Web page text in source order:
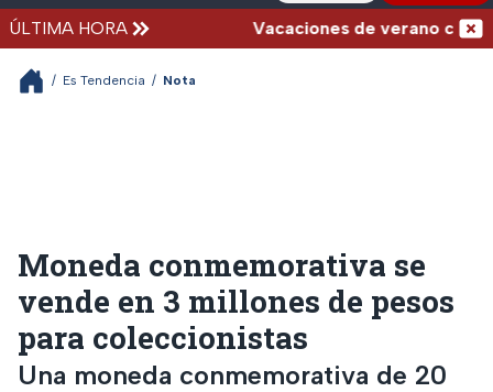
ÚLTIMA HORA Vacaciones de verano
/ Es Tendencia / Nota
Moneda conmemorativa se
vende en 3 millones de pesos
para coleccionistas
Una moneda conmemorativa de 20